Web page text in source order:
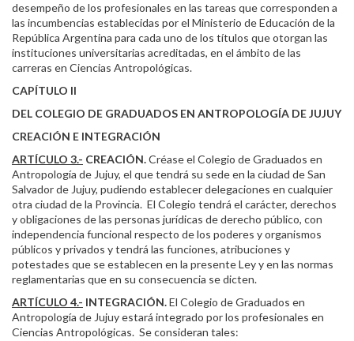
desempeño de los profesionales en las tareas que corresponden a
las incumbencias establecidas por el Ministerio de Educación de la
República Argentina para cada uno de los títulos que otorgan las
instituciones universitarias acreditadas, en el ámbito de las
carreras en Ciencias Antropológicas.
CAPÍTULO II
DEL COLEGIO DE GRADUADOS EN ANTROPOLOGÍA DE JUJUY
CREACIÓN E INTEGRACIÓN
ARTÍCULO 3.- CREACIÓN.Créase el Colegio de Graduados en
Antropología de Jujuy, el que tendrá su sede en la ciudad de San
Salvador de Jujuy, pudiendo establecer delegaciones en cualquier
otra ciudad de la Provincia. El Colegio tendrá el carácter, derechos
y obligaciones de las personas jurídicas de derecho público, con
independencia funcional respecto de los poderes y organismos
públicos y privados y tendrá las funciones, atribuciones y
potestades que se establecen en la presente Ley y en las normas
reglamentarias que en su consecuencia se dicten.
ARTÍCULO 4.- INTEGRACIÓN.El Colegio de Graduados en
Antropología de Jujuy estará integrado por los profesionales en
Ciencias Antropológicas. Se consideran tales: